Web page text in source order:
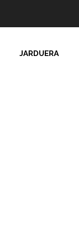
JARDUERA